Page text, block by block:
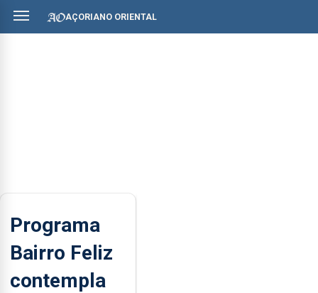
AÇORIANO ORIENTAL
Programa
Bairro Feliz
contempla